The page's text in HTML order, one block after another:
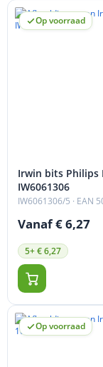
Op voorraad
Irwin bits Philips
IW6061306
IW6061306/5 · EAN
Vanaf € 6,27
5+ € 6,27
Op voorraad